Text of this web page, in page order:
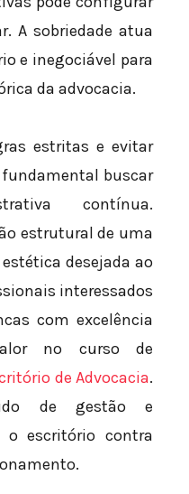
A sobriedade atua
e inegociável para
da advocacia.
estritas e evitar
buscar
contínua.
estrutural de uma
desejada ao
interessados
com excelência
no curso de
de Advocacia.
de gestão e
o escritório contra